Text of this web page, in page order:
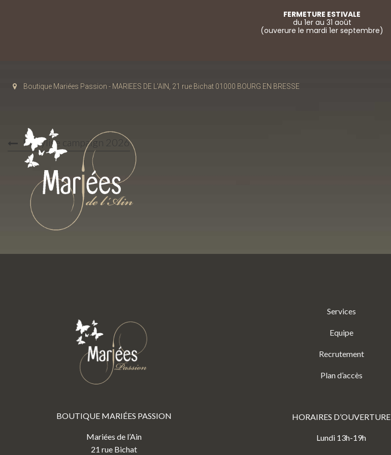
Boutique Mariées Passion - MARIEES DE L'AIN, 21 rue Bichat 01000 BOURG EN BRESSE
Marylise campaign 2026
BOUTIQUE MARIÉES PASSION
Mariées de l’Ain
21 rue Bichat
Services
Equipe
Recrutement
Plan d’accès
HORAIRES D’OUVERTURE
Lundi 13h-19h
FERMETURE ESTIVALE
du 1er au 31 août
(ouverure le mardi 1er septembre)